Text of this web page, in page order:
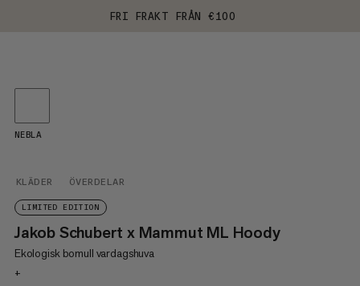
FRI FRAKT FRÅN €100
KLÄDER ÖVERDELAR
LIMITED EDITION
Jakob Schubert x Mammut ML Hoody
Ekologisk bomull vardagshuva
+
NEBLA